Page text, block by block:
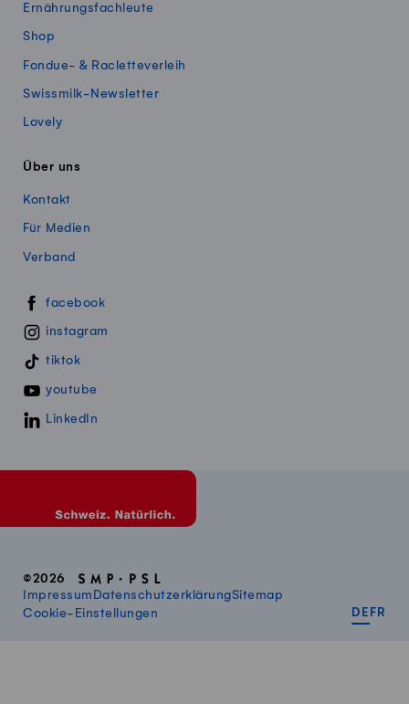
Ernährungsfachleute
Shop
Fondue- & Racletteverleih
Swissmilk-Newsletter
Lovely
Über uns
Kontakt
Für Medien
Verband
Swissmillk auf Social Media
facebook
instagram
tiktok
youtube
LinkedIn
©2026
Impressum DatenschutzerklärungSitemap
Cookie-Einstellungen
DE FR